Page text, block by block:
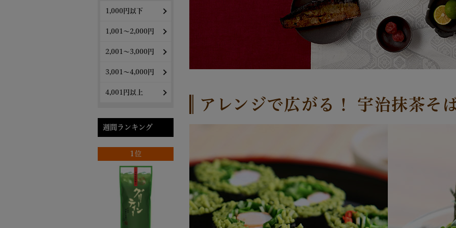
1,000円以下
1,001～2,000円
2,001～3,000円
3,001～4,000円
4,001円以上
週間ランキング
1位
アレンジで広がる！ 宇治抹茶そ